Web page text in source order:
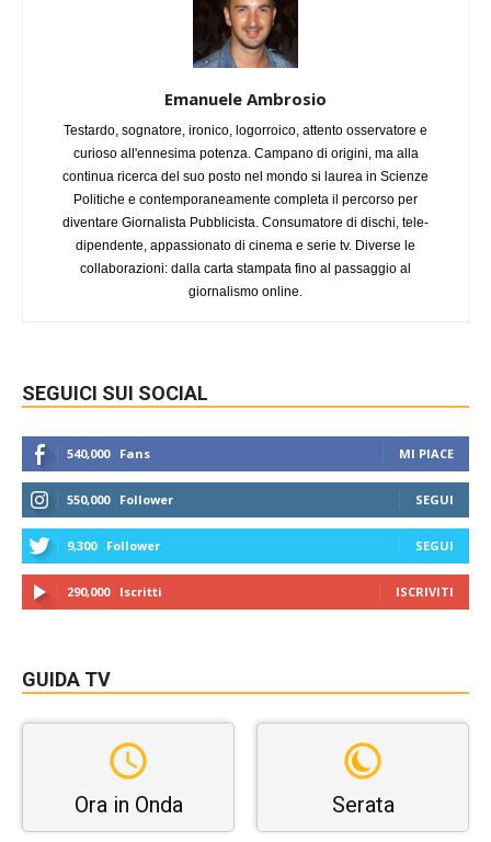
Emanuele Ambrosio
Testardo, sognatore, ironico, logorroico, attento osservatore e
curioso all'ennesima potenza. Campano di origini, ma alla
continua ricerca del suo posto nel mondo si laurea in Scienze
Politiche e contemporaneamente completa il percorso per
diventare Giornalista Pubblicista. Consumatore di dischi, tele-
dipendente, appassionato di cinema e serie tv. Diverse le
collaborazioni: dalla carta stampata fino al passaggio al
giornalismo online.
SEGUICI SUI SOCIAL
540,000 Fans MI PIACE
550,000 Follower SEGUI
9,300 Follower SEGUI
290,000 Iscritti ISCRIVITI
GUIDA TV
Ora in Onda Serata